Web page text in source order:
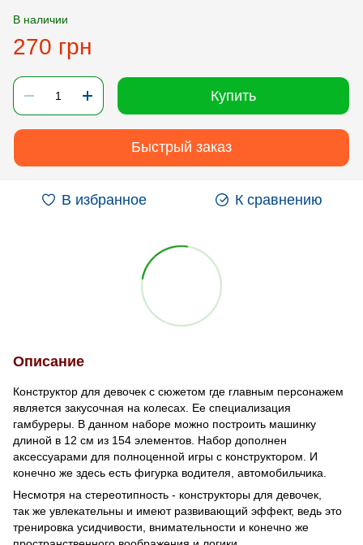
В наличии
270 грн
Купить
Быстрый заказ
В избранное К сравнению
Описание
Конструктор для девочек с сюжетом где главным персонажем
является закусочная на колесах. Ее специализация
гамбуреры. В данном наборе можно построить машинку
длиной в 12 см из 154 элементов. Набор дополнен
аксессуарами для полноценной игры с конструктором. И
конечно же здесь есть фигурка водителя, автомобильчика.
Несмотря на стереотипность - конструкторы для девочек,
так же увлекательны и имеют развивающий эффект, ведь это
тренировка усидчивости, внимательности и конечно же